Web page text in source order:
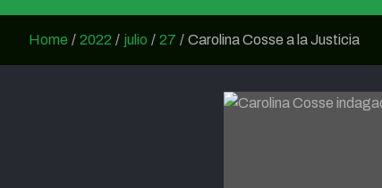
Home 2022 julio 27 Carolina Cosse a la Justicia